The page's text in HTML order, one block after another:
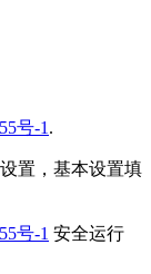
号-1 .
置，基本设置填
号-1 安全运行